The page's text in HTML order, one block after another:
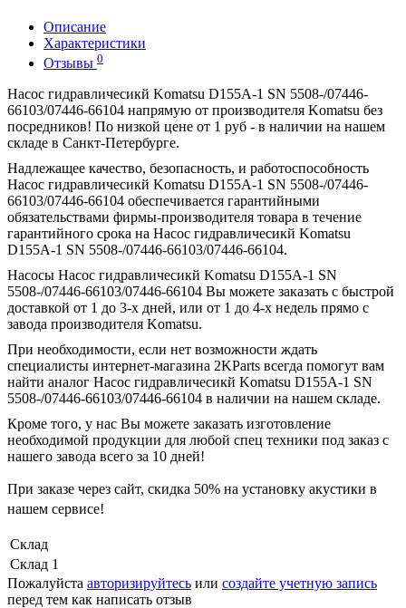
Описание
Характеристики
Отзывы 0
Насос гидравличесикй Komatsu D155A-1 SN 5508-/07446-
66103/07446-66104 напрямую от производителя Komatsu без
посредников! По низкой цене от 1 руб - в наличии на нашем
складе в Санкт-Петербурге.
Надлежащее качество, безопасность, и работоспособность
Насос гидравличесикй Komatsu D155A-1 SN 5508-/07446-
66103/07446-66104 обеспечивается гарантийными
обязательствами фирмы-производителя товара в течение
гарантийного срока на Насос гидравличесикй Komatsu
D155A-1 SN 5508-/07446-66103/07446-66104.
Насосы Насос гидравличесикй Komatsu D155A-1 SN
5508-/07446-66103/07446-66104 Вы можете заказать с быстрой
доставкой от 1 до 3-х дней, или от 1 до 4-х недель прямо с
завода производителя Komatsu.
При необходимости, если нет возможности ждать
специалисты интернет-магазина 2KParts всегда помогут вам
найти аналог Насос гидравличесикй Komatsu D155A-1 SN
5508-/07446-66103/07446-66104 в наличии на нашем складе.
Кроме того, у нас Вы можете заказать изготовление
необходимой продукции для любой спец техники под заказ с
нашего завода всего за 10 дней!
При заказе через сайт, скидка 50% на установку акустики в
нашем сервисе!
Склад
Склад 1
Пожалуйста авторизируйтесь или создайте учетную запись
перед тем как написать отзыв